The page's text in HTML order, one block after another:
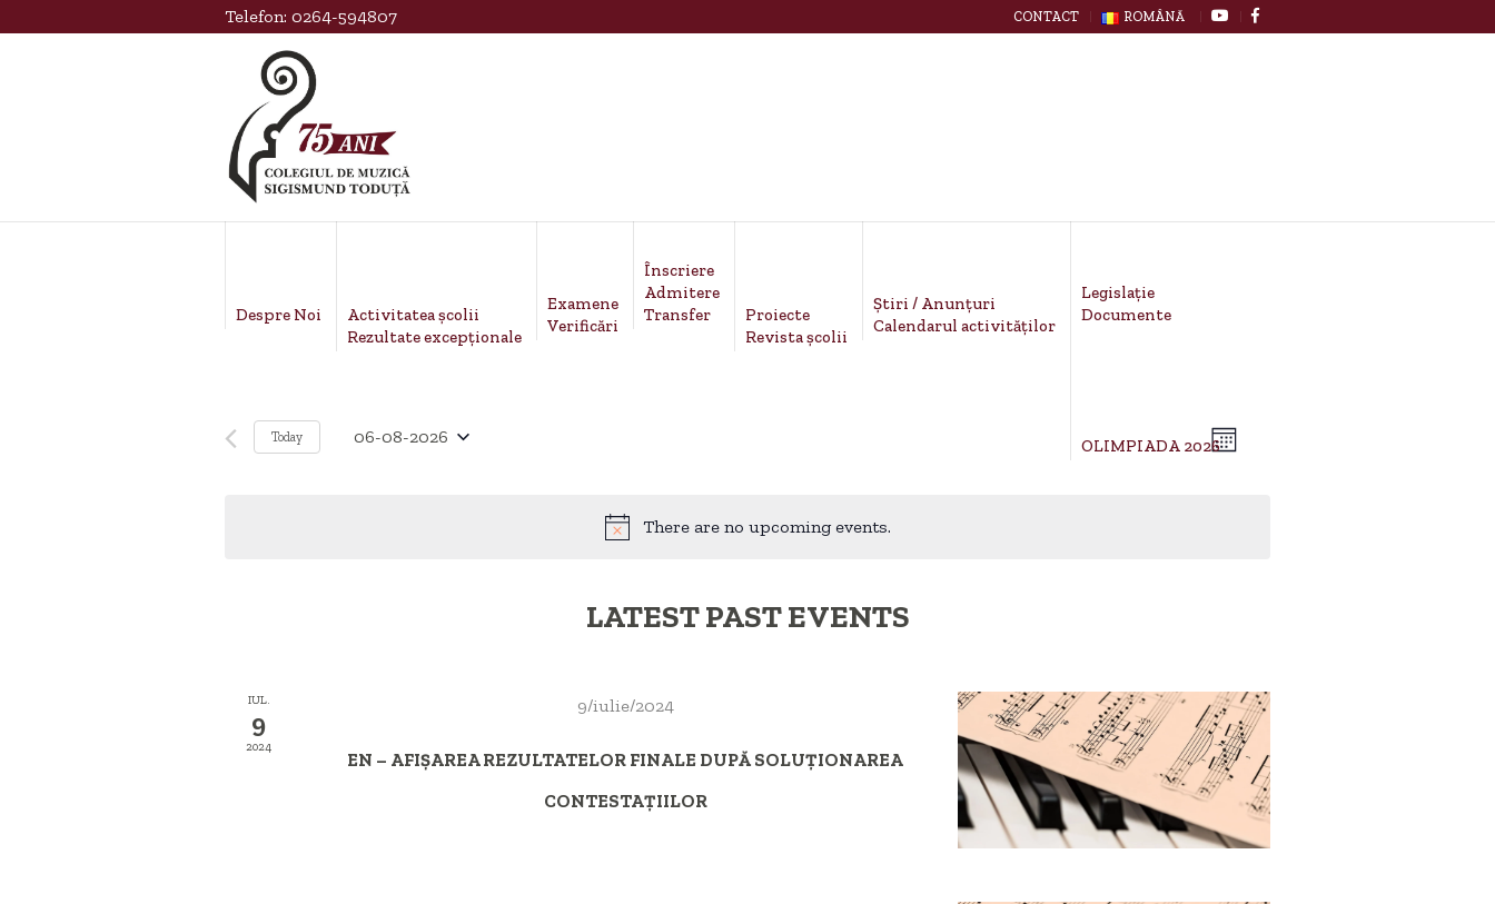
CONTACT ROMÂNĂ
Telefon: 0264-594807
Despre Noi
Activitatea școlii
Rezultate excepționale
Examene
Verificări
Înscriere
Admitere
Transfer
Proiecte
Revista școlii
Știri / Anunțuri
Calendarul activităților
Legislație
Documente
OLIMPIADA 2026
There are no upcoming events.
VIEWSEVENT
MONTH
Today
06-08-2026
LATEST PAST EVENTS
IUL.
9
2024
9/iulie/2024
EN – AFIȘAREA REZULTATELOR FINALE DUPĂ SOLUȚIONAREA
CONTESTAȚIILOR